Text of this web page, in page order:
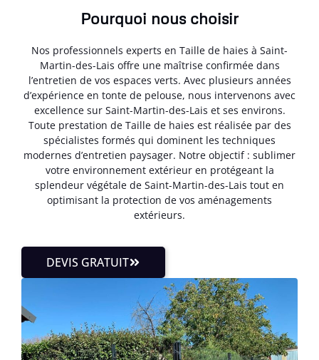
Pourquoi nous choisir
Nos professionnels experts en Taille de haies à Saint-
Martin-des-Lais offre une maîtrise confirmée dans
l’entretien de vos espaces verts. Avec plusieurs années
d’expérience en tonte de pelouse, nous intervenons avec
excellence sur Saint-Martin-des-Lais et ses environs.
Toute prestation de Taille de haies est réalisée par des
spécialistes formés qui dominent les techniques
modernes d’entretien paysager. Notre objectif : sublimer
votre environnement extérieur en protégeant la
splendeur végétale de Saint-Martin-des-Lais tout en
optimisant la protection de vos aménagements
extérieurs.
DEVIS GRATUIT